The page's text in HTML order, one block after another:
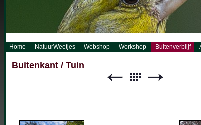
Home NatuurWeetjes Webshop Workshop Buitenverblijf
Buitenkant / Tuin